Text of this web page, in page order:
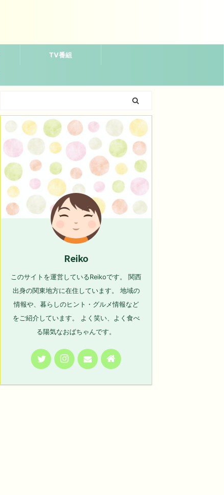
TV番組
Reiko
このサイトを運営しているReikoです。 関西
出身の関東地方に在住しています。 地域の
情報や、暮らしのヒント・グルメ情報など
をご紹介しています。 よく笑い、よく食べ
る陽気なおばちゃんです。